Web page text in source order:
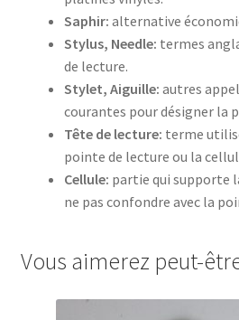
Saphir: alternative
Stylus, Needle: termes
de lecture.
Stylet, Aiguille: autres
courantes pour désigner la
Tête de lecture: terme
pointe de lecture ou la
Cellule: partie qui supporte
ne pas confondre avec la
Vous aimerez peut-